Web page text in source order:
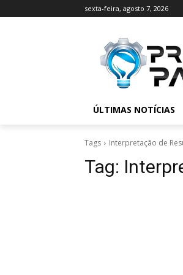
sexta-feira, agosto 7, 2026
ÚLTIMAS NOTÍCIAS
Tags Interpretação de
Tag: